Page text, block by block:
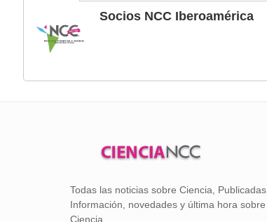
Socios NCC Iberoamérica
Todas las noticias sobre Ciencia, Publicadas,
Información, novedades y última hora sobre
Ciencia.